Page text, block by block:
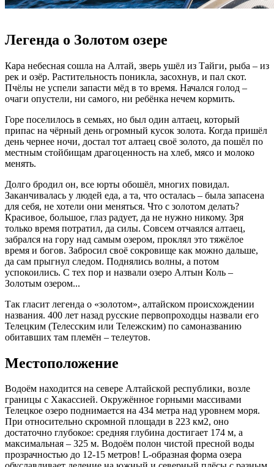
Легенда о Золотом озере
Кара небесная сошла на Алтай, зверь ушёл из Тайги, рыба – из
рек и озёр. Растительность поникла, засохнув, и пал скот.
Пчёлы не успели запасти мёд в то время. Начался голод –
очаги опустели, ни самого, ни ребёнка нечем кормить.
Горе поселилось в семьях, но был один алтаец, который
припас на чёрный день огромный кусок золота. Когда пришёл
день чернее ночи, достал тот алтаец своё золото, да пошёл по
местным стойбищам драгоценность на хлеб, мясо и молоко
менять.
Долго бродил он, все юрты обошёл, многих повидал.
Заканчивалась у людей еда, а та, что осталась – была запасена
для себя, не хотели они меняться. Что с золотом делать?
Красивое, большое, глаз радует, да не нужно никому. Зря
только время потратил, да силы. Совсем отчаялся алтаец,
забрался на гору над самым озером, проклял это тяжёлое
время и богов. Забросил своё сокровище как можно дальше,
да сам прыгнул следом. Поднялись волны, а потом
успокоились. С тех пор и назвали озеро Алтын Коль –
Золотым озером...
Так гласит легенда о «золотом», алтайском происхождении
названия. 400 лет назад русские первопроходцы назвали его
Телецким (Телесским или Тележским) по самоназванию
обитавших там племён – телеутов.
Местоположение
Водоём находится на севере Алтайской республики, возле
границы с Хакассией. Окружённое горными массивами
Телецкое озеро поднимается на 434 метра над уровнем моря.
При относительно скромной площади в 223 км2, оно
достаточно глубокое: средняя глубина достигает 174 м, а
максимальная – 325 м. Водоём полон чистой пресной воды
прозрачностью до 12-15 метров! L-образная форма озера